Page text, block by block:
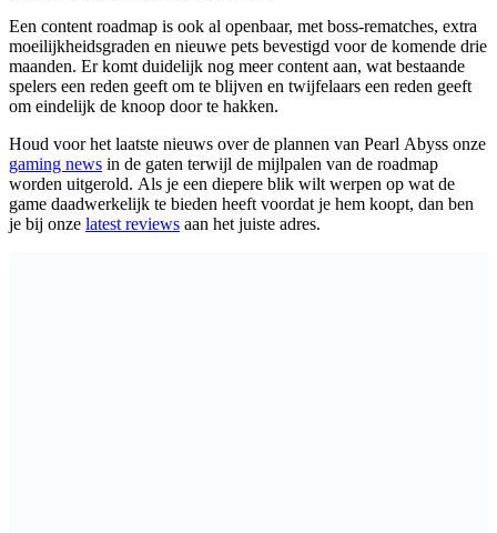
Een content roadmap is ook al openbaar, met boss-rematches, extra
moeilijkheidsgraden en nieuwe pets bevestigd voor de komende drie
maanden. Er komt duidelijk nog meer content aan, wat bestaande
spelers een reden geeft om te blijven en twijfelaars een reden geeft
om eindelijk de knoop door te hakken.
Houd voor het laatste nieuws over de plannen van Pearl Abyss onze
gaming news in de gaten terwijl de mijlpalen van de roadmap
worden uitgerold. Als je een diepere blik wilt werpen op wat de
game daadwerkelijk te bieden heeft voordat je hem koopt, dan ben
je bij onze latest reviews aan het juiste adres.